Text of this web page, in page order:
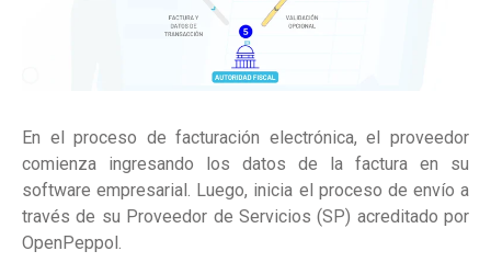
En el proceso de facturación electrónica, el proveedor
comienza ingresando los datos de la factura en su
software empresarial. Luego, inicia el proceso de envío a
través de su Proveedor de Servicios (SP) acreditado por
OpenPeppol.